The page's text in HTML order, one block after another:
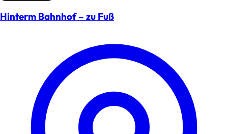
Hinterm Bahnhof – zu Fuß